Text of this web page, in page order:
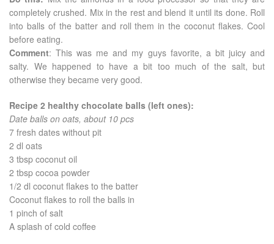
completely crushed. Mix in the rest and blend it until its done. Roll
into balls of the batter and roll them in the coconut flakes. Cool
before eating.
Comment: This was me and my guys favorite, a bit juicy and
salty. We happened to have a bit too much of the salt, but
otherwise they became very good.
Recipe 2 healthy chocolate balls (left ones):
Date balls on oats, about 10 pcs
7 fresh dates without pit
2 dl oats
3 tbsp coconut oil
2 tbsp cocoa powder
1/2 dl coconut flakes to the batter
Coconut flakes to roll the balls in
1 pinch of salt
A splash of cold coffee